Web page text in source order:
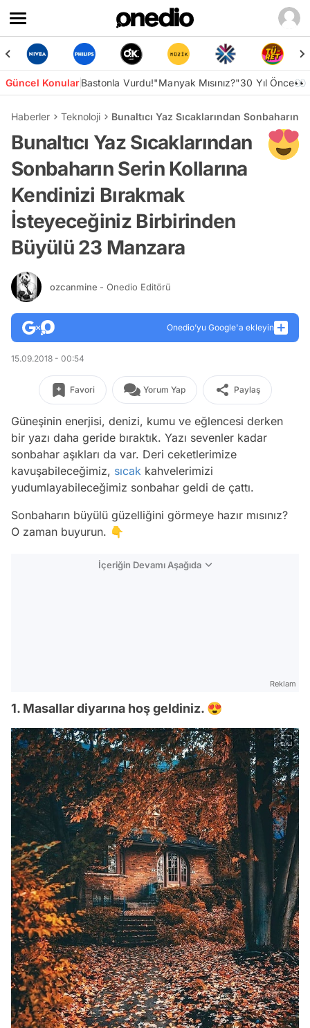
Güncel KonularBastonla Vurdu!"Manyak Mısınız?"30 Yıl Önce👀
Haberler Teknoloji Bunaltıcı Yaz Sıcaklarından
Bunaltıcı Yaz Sıcaklarından
Sonbaharın Serin Kollarına
Kendinizi Bırakmak
İsteyeceğiniz Birbirinden
Büyülü 23 Manzara
ozcanmine - Onedio Editörü
Onedio’yu Google'a ekleyin
15.09.2018 - 00:54
Favori Yorum Yap Paylaş
Güneşinin enerjisi, denizi, kumu ve eğlencesi derken
bir yazı daha geride bıraktık. Yazı sevenler kadar
sonbahar aşıkları da var. Deri ceketlerimize
kavuşabileceğimiz, sıcak kahvelerimizi
yudumlayabileceğimiz sonbahar geldi de çattı.
Sonbaharın büyülü güzelliğini görmeye hazır mısınız?
O zaman buyurun. 👇
İçeriğin Devamı Aşağıda
Reklam
1. Masallar diyarına hoş geldiniz. 😍